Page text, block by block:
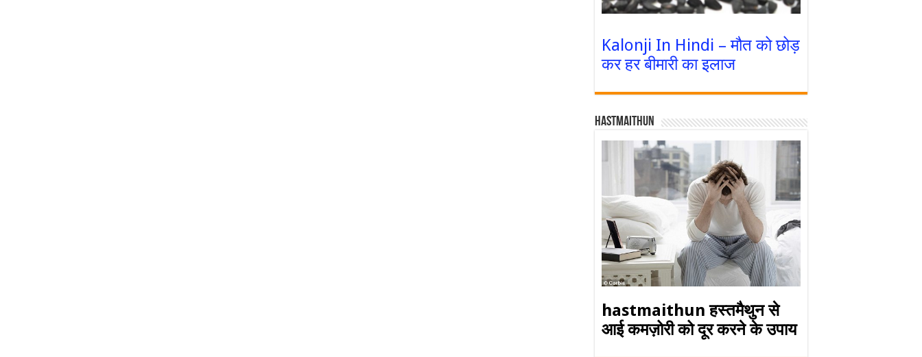
Kalonji In Hindi – मौत को छोड़
कर हर बीमारी का इलाज
Hastmaithun
hastmaithun हस्तमैथुन से
आई कमज़ोरी को दूर करने के उपाय